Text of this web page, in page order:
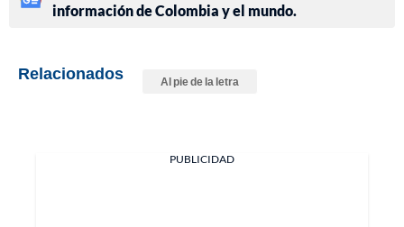
información de Colombia y el mundo.
Relacionados Al pie de la letra
PUBLICIDAD